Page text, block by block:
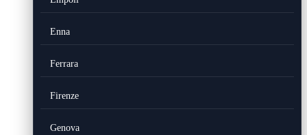
Enna
Ferrara
Firenze
Genova